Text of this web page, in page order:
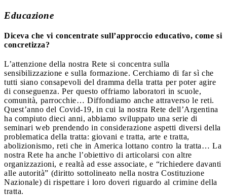
Educazione
Diceva che vi concentrate sull’approccio educativo, come si
concretizza?
L’attenzione della nostra Rete si concentra sulla
sensibilizzazione e sulla formazione. Cerchiamo di far sì che
tutti siano consapevoli del dramma della tratta per poter agire
di conseguenza. Per questo offriamo laboratori in scuole,
comunità, parrocchie… Diffondiamo anche attraverso le reti.
Quest’anno del Covid-19, in cui la nostra Rete dell’Argentina
ha compiuto dieci anni, abbiamo sviluppato una serie di
seminari web prendendo in considerazione aspetti diversi della
problematica della tratta: giovani e tratta, arte e tratta,
abolizionismo, reti che in America lottano contro la tratta… La
nostra Rete ha anche l’obiettivo di articolarsi con altre
organizzazioni, e realtà ad esse associate, e “richiedere davanti
alle autorità” (diritto sottolineato nella nostra Costituzione
Nazionale) di rispettare i loro doveri riguardo al crimine della
tratta.